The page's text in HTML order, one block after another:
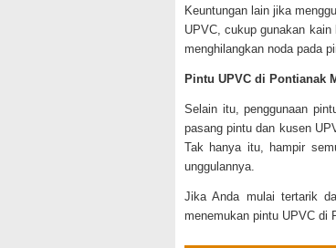
Keuntungan lain jika
UPVC, cukup gunakan
menghilangkan noda pada
Pintu UPVC di Pontianak
Selain itu, penggunaan
pasang pintu dan kusen
Tak hanya itu, hampir
unggulannya.
Jika Anda mulai tertarik
menemukan pintu UPVC di